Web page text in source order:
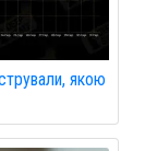
якою